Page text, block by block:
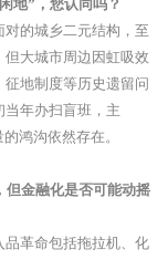
地”，您认同吗？
的城乡二元结构，至
大城市周边因虹吸效
地制度等历史遗留问
年办扫盲班，主
鸿沟依然存在。
但金融化是否可能动摇
革命包括拖拉机、化